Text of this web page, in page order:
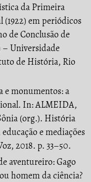
da Primeira
(1922) em periódicos
de Conclusão de
– Universidade
de História, Rio
e monumentos: a
In: ALMEIDA,
(org.). História
e mediações
2018. p. 33–50.
aventureiro: Gago
homem da ciência?